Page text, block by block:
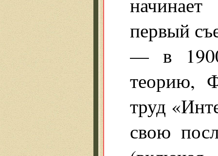
первый
— в
теорию,
труд
свою